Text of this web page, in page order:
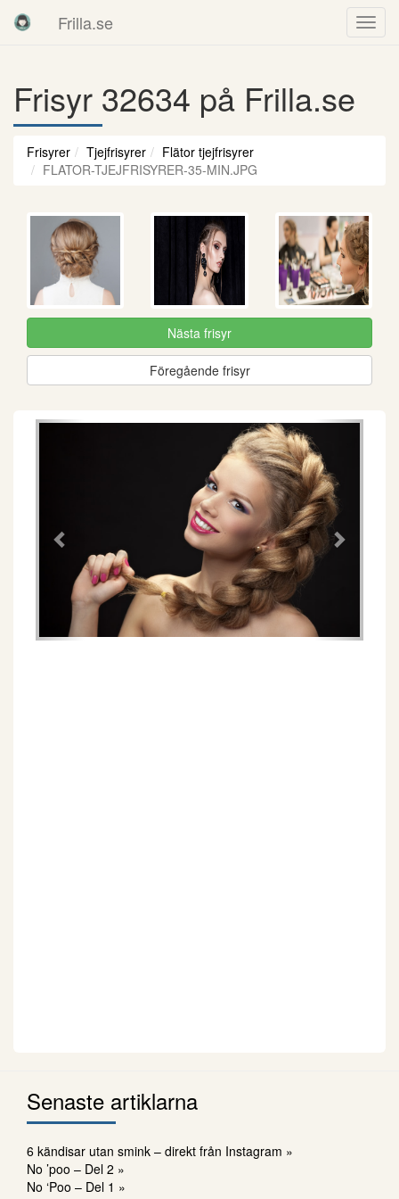
Frilla.se
Frisyr 32634 på Frilla.se
Frisyrer Tjejfrisyrer
Flätor tjejfrisyrer
FLATOR-TJEJFRISYRER-35-MIN.JPG
Nästa frisyr
Föregående frisyr
Föregående
Senaste artiklarna
6 kändisar utan smink – direkt från Instagram »
No ’poo – Del 2 »
No ‘Poo – Del 1 »